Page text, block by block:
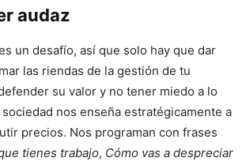
audaz
un desafío, así que solo hay que dar
las riendas de la gestión de tu
su valor y no tener miedo a lo
nos enseña estratégicamente a
precios. Nos programan con frases
tienes trabajo, Cómo vas a despreciar